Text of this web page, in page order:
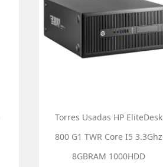
Torres Usadas HP EliteDesk
800 G1 TWR Core I5 3.3Ghz
8GBRAM 1000HDD